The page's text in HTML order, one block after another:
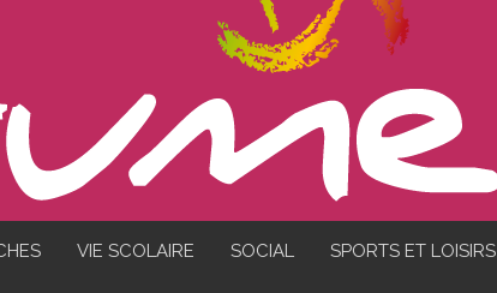
VIE SCOLAIRE SOCIAL SPORTS ET LOISIRS